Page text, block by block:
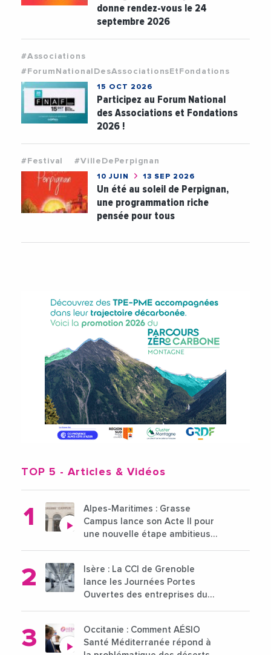
donne rendez-vous le 24
septembre 2026
#Associations
#ForumNationalDesAssociationsEtFondations
15 OCT 2026
Participez au Forum National
des Associations et Fondations
2026 !
#Festival #VilleDePerpignan
10 JUIN 13 SEP 2026
Un été au soleil de Perpignan,
une programmation riche
pensée pour tous
TOP 5 - Articles & Vidéos
Alpes-Maritimes : Grasse
Campus lance son Acte II pour
une nouvelle étape ambitieuse
Isère : La CCI de Grenoble
lance les Journées Portes
Ouvertes des entreprises du
Occitanie : Comment AÉSIO
Santé Méditerranée répond à